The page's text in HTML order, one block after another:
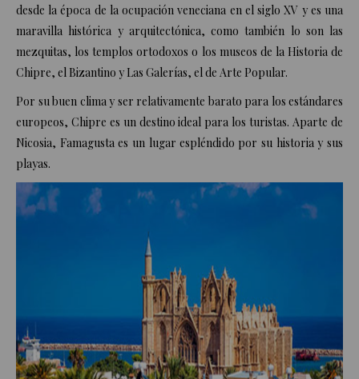
desde la época de la ocupación veneciana en el siglo XV y es una
maravilla histórica y arquitectónica, como también lo son las
mezquitas, los templos ortodoxos o los museos de la Historia de
Chipre, el Bizantino y Las Galerías, el de Arte Popular.
Por su buen clima y ser relativamente barato para los estándares
europeos, Chipre es un destino ideal para los turistas. Aparte de
Nicosia, Famagusta es un lugar espléndido por su historia y sus
playas.